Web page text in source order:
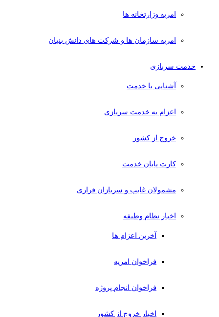
امریه وزارتخانه ها
امریه سازمان ها و شرکت های دانش بنیان
خدمت سربازی
آشنایی با خدمت
اعزام به خدمت سربازی
خروج از کشور
کارت پایان خدمت
مشمولان غایب و سربازان فراری
اخبار نظام وظیفه
آخرین اعزام ها
فراخوان امریه
فراخوان انجام پروژه
اخبار خروج از کشور